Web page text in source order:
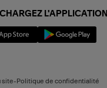
L'APPLICATION
site-Politique de confidentialité